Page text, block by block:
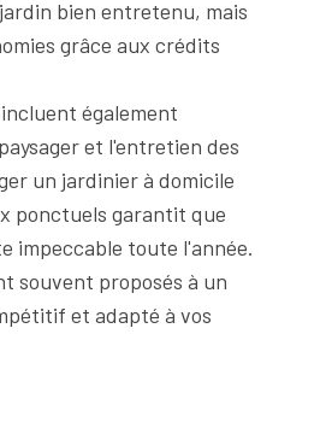
bien entretenu, mais
grâce aux crédits
également
et l'entretien des
un jardinier à domicile
ponctuels garantit que
impeccable toute l'année.
souvent proposés à un
et adapté à vos